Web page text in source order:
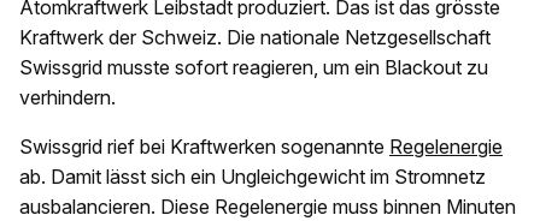
Atomkraftwerk Leibstadt produziert. Das ist das grösste
Kraftwerk der Schweiz. Die nationale Netzgesellschaft
Swissgrid musste sofort reagieren, um ein Blackout zu
verhindern.
Swissgrid rief bei Kraftwerken sogenannte Regelenergie
ab. Damit lässt sich ein Ungleichgewicht im Stromnetz
ausbalancieren. Diese Regelenergie muss binnen Minuten